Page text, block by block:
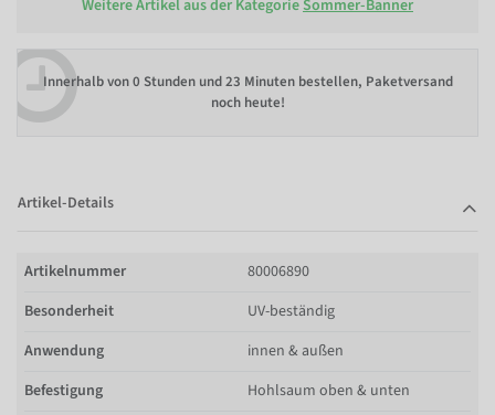
Weitere Artikel aus der KategorieSommer-Banner
Innerhalb von0 Stunden und 23 Minuten bestellen, Paketversand
noch heute!
Artikel-Details
Artikelnummer
80006890
Besonderheit
UV-beständig
Anwendung
innen & außen
Befestigung
Hohlsaum oben & unten